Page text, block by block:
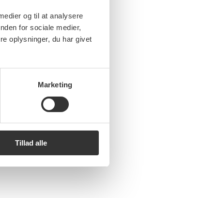
og til at analysere
for sociale medier,
oplysninger, du har givet
Marketing
Tillad alle